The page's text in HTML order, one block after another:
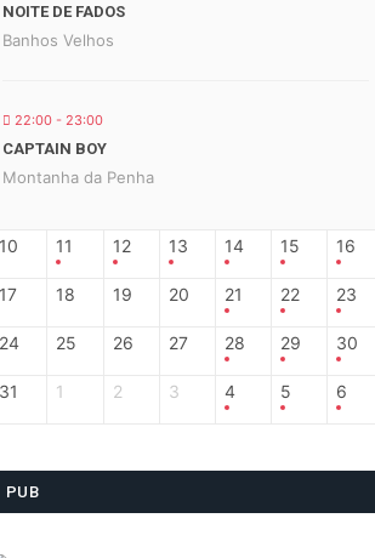
NOITE DE FADOS
Banhos Velhos
22:00 - 23:00
CAPTAIN BOY
Montanha da Penha
10 11 12 13 14 15 16
17 18 19 20 21 22 23
24 25 26 27 28 29 30
31 1 2 3 4 5 6
PUB